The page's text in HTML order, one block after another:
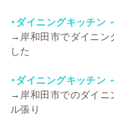
・ダイニングキッチン
→ 岸和田市でダイニン
した
・ダイニングキッチン
→ 岸和田市でのダイ
ル張り